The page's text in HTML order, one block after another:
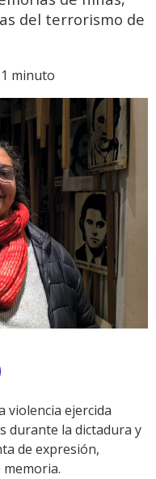
del terrorismo de
minuto
Link
violencia ejercida
durante la dictadura y
de expresión,